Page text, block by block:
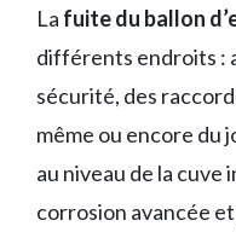
La fuite du ballon
différents endroits :
sécurité, des
même ou encore du
au niveau de la cuve
corrosion avancée